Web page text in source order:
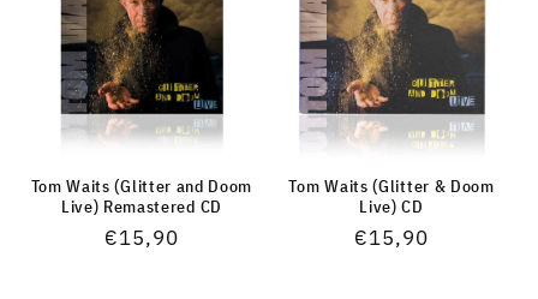
Tom Waits (Glitter and Doom
Live) Remastered CD
Normaler
€15,90
Tom Waits (Glitter & Doom
Live) CD
Normaler
€15,90